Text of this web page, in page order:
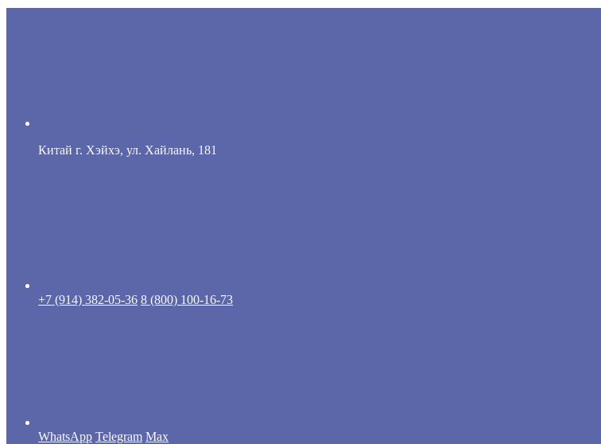
Китай г. Хэйхэ, ул. Хайлань, 181
+7 (914) 382-05-36 8 (800) 100-16-73
WhatsApp Telegram Max